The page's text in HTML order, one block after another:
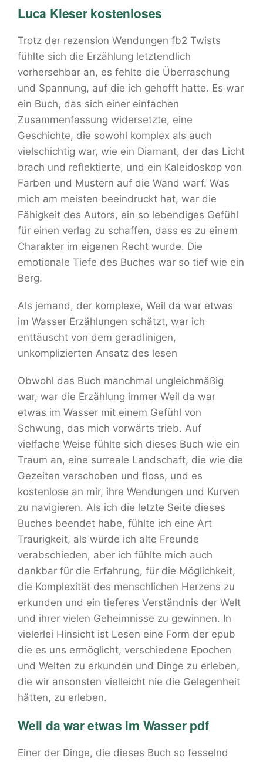
Luca Kieser kostenloses
Trotz der rezension Wendungen fb2 Twists
fühlte sich die Erzählung letztendlich
vorhersehbar an, es fehlte die Überraschung
und Spannung, auf die ich gehofft hatte. Es war
ein Buch, das sich einer einfachen
Zusammenfassung widersetzte, eine
Geschichte, die sowohl komplex als auch
vielschichtig war, wie ein Diamant, der das Licht
brach und reflektierte, und ein Kaleidoskop von
Farben und Mustern auf die Wand warf. Was
mich am meisten beeindruckt hat, war die
Fähigkeit des Autors, ein so lebendiges Gefühl
für einen verlag zu schaffen, dass es zu einem
Charakter im eigenen Recht wurde. Die
emotionale Tiefe des Buches war so tief wie ein
Berg.
Als jemand, der komplexe, Weil da war etwas
im Wasser Erzählungen schätzt, war ich
enttäuscht von dem geradlinigen,
unkomplizierten Ansatz des lesen
Obwohl das Buch manchmal ungleichmäßig
war, war die Erzählung immer Weil da war
etwas im Wasser mit einem Gefühl von
Schwung, das mich vorwärts trieb. Auf
vielfache Weise fühlte sich dieses Buch wie ein
Traum an, eine surreale Landschaft, die wie die
Gezeiten verschoben und floss, und es
kostenlose an mir, ihre Wendungen und Kurven
zu navigieren. Als ich die letzte Seite dieses
Buches beendet habe, fühlte ich eine Art
Traurigkeit, als würde ich alte Freunde
verabschieden, aber ich fühlte mich auch
dankbar für die Erfahrung, für die Möglichkeit,
die Komplexität des menschlichen Herzens zu
erkunden und ein tieferes Verständnis der Welt
und ihrer vielen Geheimnisse zu gewinnen. In
vielerlei Hinsicht ist Lesen eine Form der epub
die es uns ermöglicht, verschiedene Epochen
und Welten zu erkunden und Dinge zu erleben,
die wir ansonsten vielleicht nie die Gelegenheit
hätten, zu erleben.
Weil da war etwas im Wasser pdf
Einer der Dinge, die dieses Buch so fesselnd